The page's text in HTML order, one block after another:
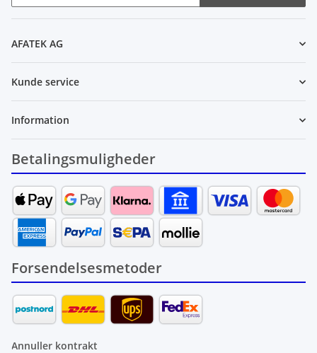
AFATEK AG
Kunde service
Information
Betalingsmuligheder
Forsendelsesmetoder
Annuller kontrakt